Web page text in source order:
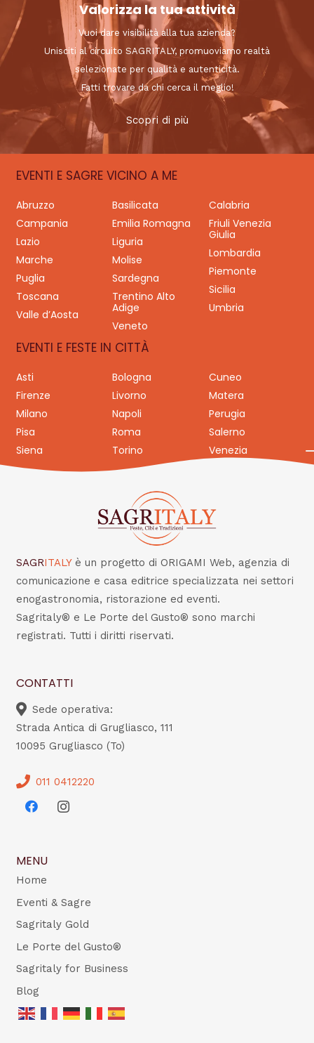
Valorizza la tua attività
Vuoi dare visibilità alla tua azienda?
Unisciti al circuito SAGRITALY, promuoviamo realtà
selezionate per qualità e autenticità.
Fatti trovare da chi cerca il meglio!
Scopri di più
EVENTI E SAGRE VICINO A ME
Abruzzo Basilicata
Calabria
Campania
Emilia Romagna
Friuli Venezia
Giulia
Lazio
Liguria
Lombardia
Marche
Molise
Piemonte
Puglia
Sardegna
Sicilia
Toscana
Trentino Alto
Adige
Umbria
Valle d’Aosta
Veneto
EVENTI E FESTE IN CITTÀ
Asti Bologna
Cuneo
Firenze
Livorno
Matera
Milano
Napoli
Perugia
Pisa
Roma
Salerno
Siena
Torino Venezia
SAGRITALY è un progetto di ORIGAMI Web, agenzia di
comunicazione e casa editrice specializzata nei settori
enogastronomia, ristorazione ed eventi.
Sagritaly® e Le Porte del Gusto® sono marchi
registrati. Tutti i diritti riservati.
CONTATTI
Sede operativa:
Strada Antica di Grugliasco, 111
10095 Grugliasco (To)
011 0412220
MENU
Home
Eventi & Sagre
Sagritaly Gold
Le Porte del Gusto®
Sagritaly for Business
Blog